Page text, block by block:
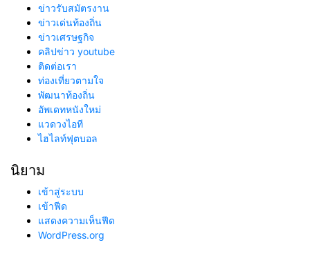
ข่าวรับสมัตรงาน
ข่าวเด่นท้องถิ่น
ข่าวเศรษฐกิจ
คลิปข่าว youtube
ติดต่อเรา
ท่องเที่ยวตามใจ
พัฒนาท้องถิ่น
อัพเดทหนังใหม่
แวดวงไอที
ไฮไลท์ฟุตบอล
นิยาม
เข้าสู่ระบบ
เข้าฟีด
แสดงความเห็นฟีด
WordPress.org